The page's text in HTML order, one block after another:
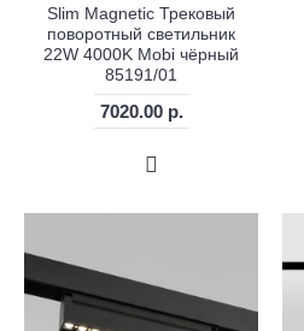
Slim Magnetic Трековый
поворотный светильник
22W 4000K Mobi чёрный
85191/01
7020.00 р.